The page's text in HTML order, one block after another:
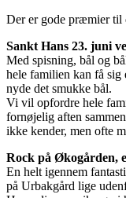
Der er gode præmier til
Sankt Hans 23. juni
Med spisning, bål og
hele familien kan få sig
nyde det smukke bål.
Vi vil opfordre hele
fornøjelig aften
ikke kender, men ofte
Rock på Økogården,
En helt igennem
på Urbakgård lige